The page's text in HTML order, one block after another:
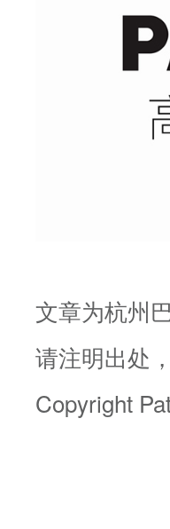
文章为杭州
请注明出处
Copyright